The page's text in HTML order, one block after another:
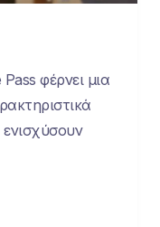
φέρνει μια